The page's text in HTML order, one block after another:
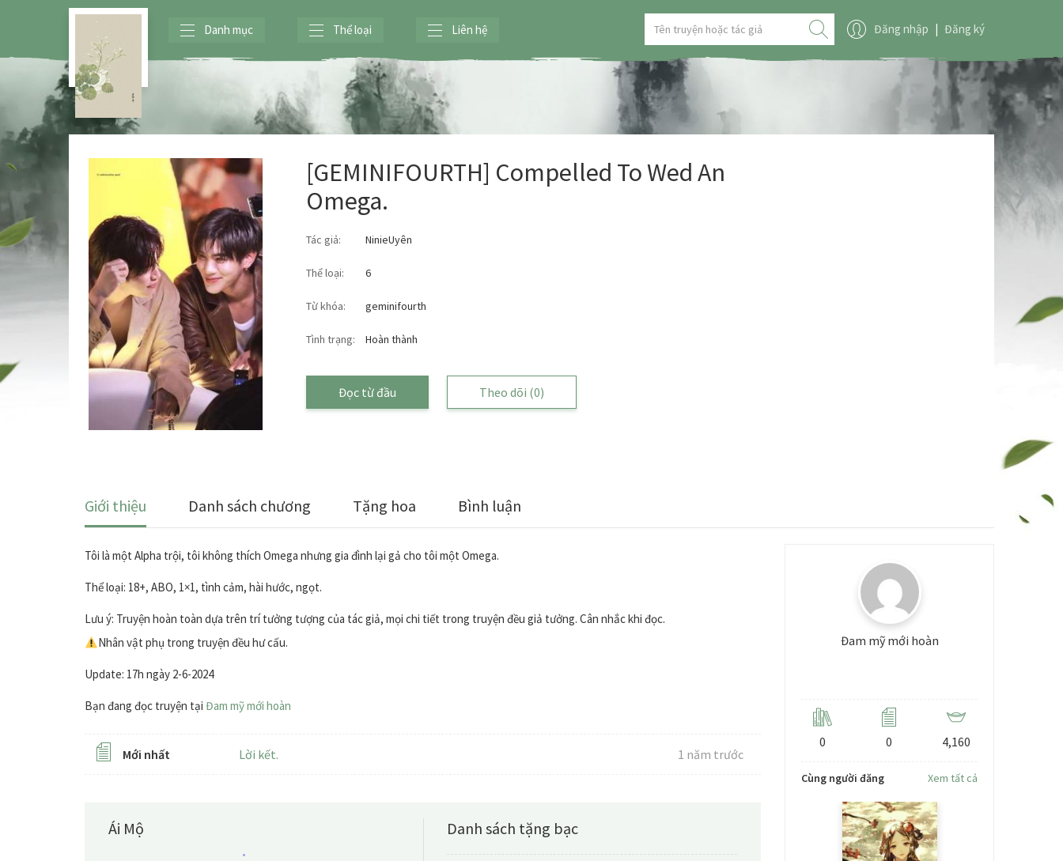
Danh mục Thể loại Liên hệ Đăng nhập | Đăng ký
[GEMINIFOURTH] Compelled To Wed An
Omega.
Tác giả: NinieUyên
Thể loại: 6
Từ khóa: geminifourth
Tình trạng: Hoàn thành
Đọc từ đầu Theo dõi (0)
Giới thiệu Danh sách chương Tặng hoa Bình luận
Tôi là một Alpha trội, tôi không thích Omega nhưng gia đình lại gả cho tôi một Omega.
Thể loại: 18+, ABO, 1×1, tình cảm, hài hước, ngọt.
Lưu ý: Truyện hoàn toàn dựa trên trí tưởng tượng của tác giả, mọi chi tiết trong truyện đều giả tưởng. Cân nhắc khi đọc.
Nhân vật phụ trong truyện đều hư cấu.
Update: 17h ngày 2-6-2024
Bạn đang đọc truyện tại Đam mỹ mới hoàn
Mới nhất Lời kết. 1 năm trước
Ái Mộ Danh sách tặng bạc
Đam mỹ mới hoàn
0 0 4,160
Cùng người đăng Xem tất cả